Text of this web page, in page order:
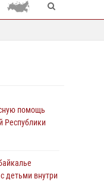
помощь
Республики
детьми внутри